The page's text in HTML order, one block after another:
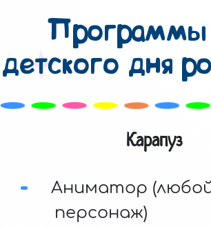
Программы
детского дня
Карапуз
Аниматор
персонаж)